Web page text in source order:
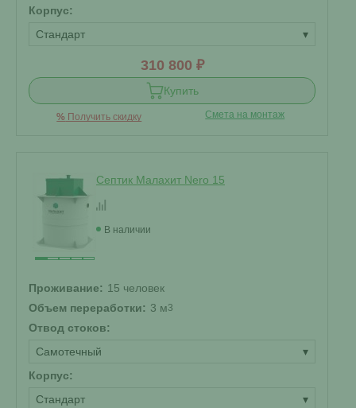
Корпус:
Стандарт
▾
310 800 ₽
Купить
% Получить скидку Смета на монтаж
Септик Малахит Nero 15
В наличии
Проживание: 15 человек
Объем переработки: 3 м3
Отвод стоков:
Самотечный
▾
Корпус:
Стандарт
▾